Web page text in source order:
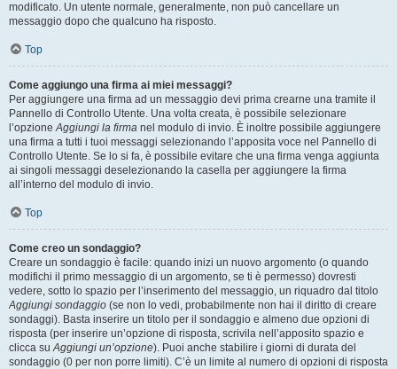
modificato. Un utente normale, generalmente, non può cancellare un
messaggio dopo che qualcuno ha risposto.
Top
Come aggiungo una firma ai miei messaggi?
Per aggiungere una firma ad un messaggio devi prima crearne una tramite il
Pannello di Controllo Utente. Una volta creata, è possibile selezionare
l’opzioneAggiungi la firma nel modulo di invio. È inoltre possibile aggiungere
una firma a tutti i tuoi messaggi selezionando l’apposita voce nel Pannello di
Controllo Utente. Se lo si fa, è possibile evitare che una firma venga aggiunta
ai singoli messaggi deselezionando la casella per aggiungere la firma
all’interno del modulo di invio.
Top
Come creo un sondaggio?
Creare un sondaggio è facile: quando inizi un nuovo argomento (o quando
modifichi il primo messaggio di un argomento, se ti è permesso) dovresti
vedere, sotto lo spazio per l’inserimento del messaggio, un riquadro dal titolo
Aggiungi sondaggio (se non lo vedi, probabilmente non hai il diritto di creare
sondaggi). Basta inserire un titolo per il sondaggio e almeno due opzioni di
risposta (per inserire un’opzione di risposta, scrivila nell’apposito spazio e
clicca suAggiungi un’opzione). Puoi anche stabilire i giorni di durata del
sondaggio (0 per non porre limiti). C’è un limite al numero di opzioni di risposta